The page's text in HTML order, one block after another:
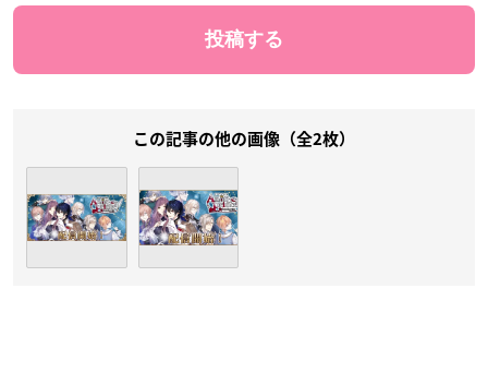
この記事の他の画像（全2枚）